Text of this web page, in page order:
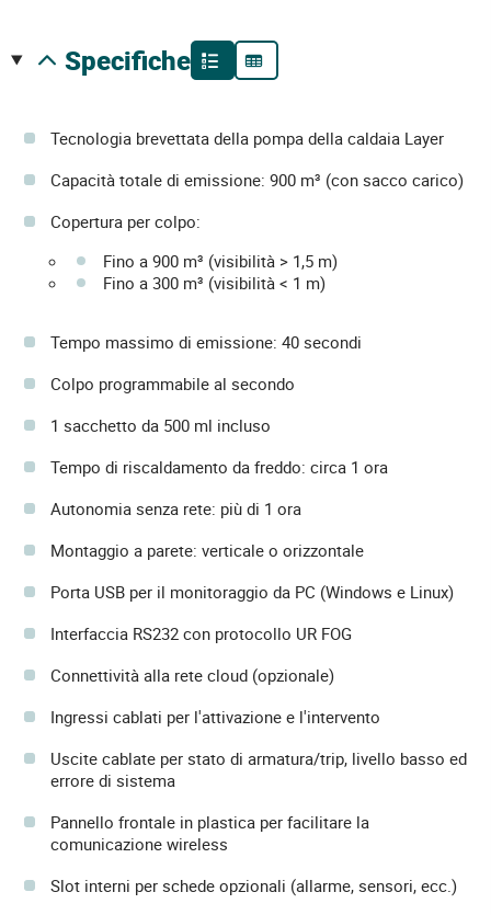
specifiche
Tecnologia brevettata della pompa della caldaia Layer
Capacità totale di emissione: 900 m³ (con sacco carico)
Copertura per colpo:
Fino a 900 m³ (visibilità > 1,5 m)
Fino a 300 m³ (visibilità < 1 m)
Tempo massimo di emissione: 40 secondi
Colpo programmabile al secondo
1 sacchetto da 500 ml incluso
Tempo di riscaldamento da freddo: circa 1 ora
Autonomia senza rete: più di 1 ora
Montaggio a parete: verticale o orizzontale
Porta USB per il monitoraggio da PC (Windows e Linux)
Interfaccia RS232 con protocollo UR FOG
Connettività alla rete cloud (opzionale)
Ingressi cablati per l'attivazione e l'intervento
Uscite cablate per stato di armatura/trip, livello basso ed
errore di sistema
Pannello frontale in plastica per facilitare la
comunicazione wireless
Slot interni per schede opzionali (allarme, sensori, ecc.)